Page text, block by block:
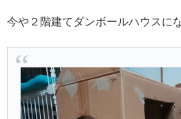
今や２階建てダンボールハウスに